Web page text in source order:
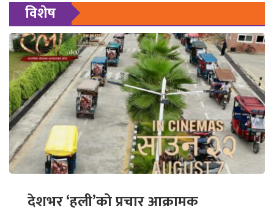
विशेष
देशभर ‘हली’को प्रचार आक्रामक